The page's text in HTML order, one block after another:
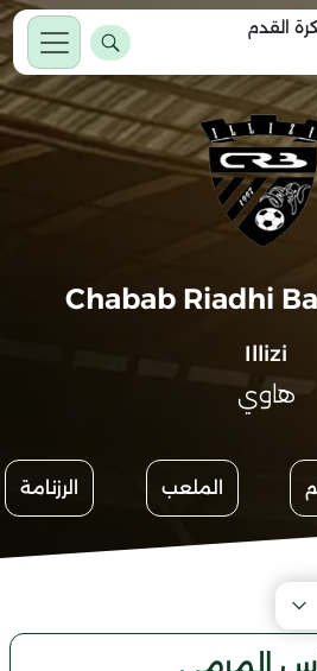
القدم
Chabab Riadhi
Illizi
هاوي
الملعب الرزنامة